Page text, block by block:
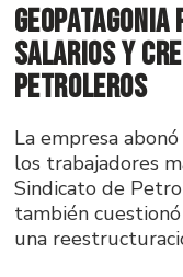
salarios y
Petroleros
La empresa
los trabajadores
Sindicato de
también
una